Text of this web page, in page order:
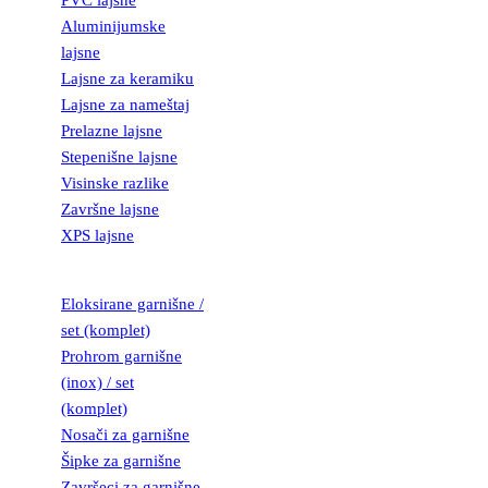
Aluminijumske
lajsne
Lajsne za keramiku
Lajsne za nameštaj
Prelazne lajsne
Stepenišne lajsne
Visinske razlike
Završne lajsne
XPS lajsne
Eloksirane garnišne /
set (komplet)
Prohrom garnišne
(inox) / set
(komplet)
Nosači za garnišne
Šipke za garnišne